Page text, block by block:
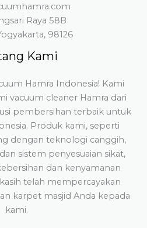
Raya 58B
98126
Kami
Hamra Indonesia! Kami
vacuum cleaner Hamra dari
pembersihan terbaik untuk
Produk kami, seperti
dengan teknologi canggih,
sistem penyesuaian sikat,
dan kenyamanan
telah mempercayakan
karpet masjid Anda kepada
kami.